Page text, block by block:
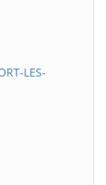
LES-